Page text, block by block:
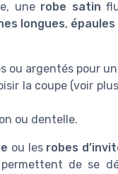
une robe satin
longues,
ou argentés pour
la coupe (voir
ou dentelle.
ou les robes
de se